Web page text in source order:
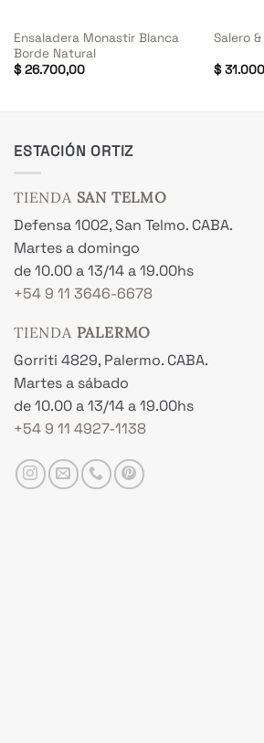
Ensaladera Monastir Blanca
Borde Natural
$26.700,00
Salero
$
ESTACIÓN ORTIZ
TIENDA SAN TELMO
Defensa 1002, San Telmo. CABA.
Martes a domingo
de 10.00 a 13/14 a 19.00hs
+54 9 11 3646-6678
TIENDA PALERMO
Gorriti 4829, Palermo. CABA.
Martes a sábado
de 10.00 a 13/14 a 19.00hs
+54 9 11 4927-1138